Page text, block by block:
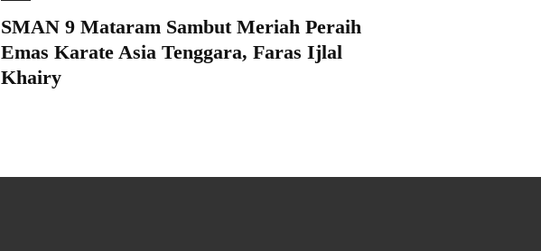
SMAN 9 Mataram Sambut Meriah Peraih
Emas Karate Asia Tenggara, Faras Ijlal
Khairy